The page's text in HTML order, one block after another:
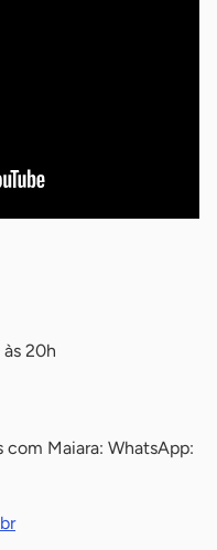
20h
com Maiara: WhatsApp: